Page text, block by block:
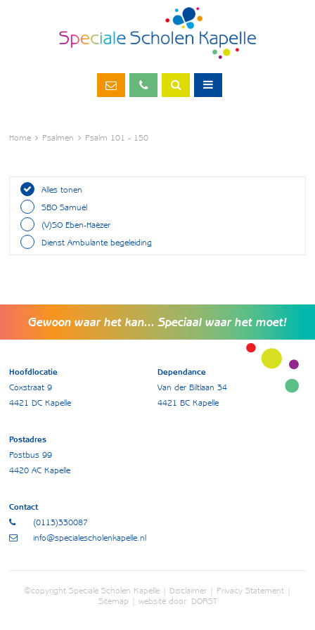
Home Psalmen Psalm 101 - 150
Alles tonen
SBO Samuël
(V)SO Eben-Haëzer
Dienst Ambulante begeleiding
Gewoon waar het kan... Speciaal waar het moet!
Hoofdlocatie
Coxstraat 9
4421 DC Kapelle
Dependance
Van der Biltlaan 34
4421 BC Kapelle
Postadres
Postbus 99
4420 AC Kapelle
Contact
(0113)330087
info@specialescholenkapelle.nl
©copyright Speciale Scholen Kapelle | Disclaimer Privacy Statement
Sitemap | website door: DORST